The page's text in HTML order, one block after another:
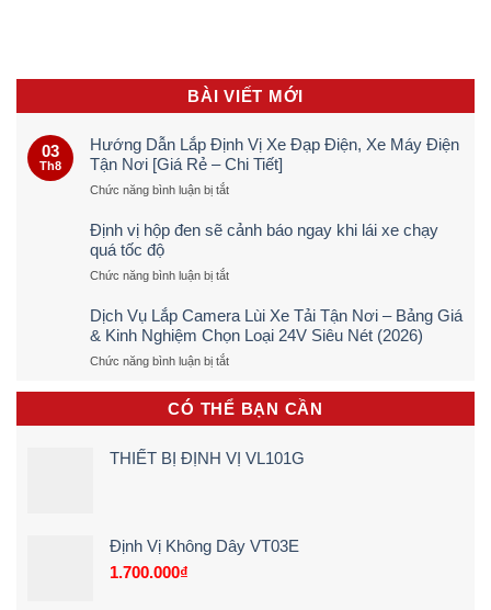
BÀI VIẾT MỚI
03
Th8
Hướng Dẫn Lắp Định Vị Xe Đạp Điện, Xe Máy Điện
Tận Nơi [Giá Rẻ – Chi Tiết]
Chức năng bình luận bị tắtở
Dẫn
Vị
Đạp
Điện,
Máy
Tận
Nơi
Rẻ
Định vị hộp đen sẽ cảnh báo ngay khi lái xe chạy
quá tốc độ
Chức năng bình luận bị tắtở
vị
hộp
đen
sẽ
báo
ngay
lái
xe
độ
Dịch Vụ Lắp Camera Lùi Xe Tải Tận Nơi – Bảng Giá
& Kinh Nghiệm Chọn Loại 24V Siêu Nét (2026)
Chức năng bình luận bị tắtở
Vụ
Lắp
Xe
Bảng
CÓ THỂ BẠN CẦN
THIẾT BỊ ĐỊNH VỊ VL101G
Định Vị Không Dây VT03E
1.700.000₫